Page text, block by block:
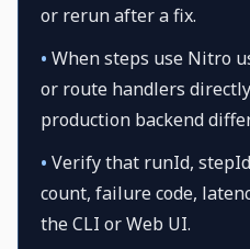
or rerun after a fix.
• When steps use Nitro
or route handlers
production backend
• Verify that runId,
count, failure code,
the CLI or Web UI.